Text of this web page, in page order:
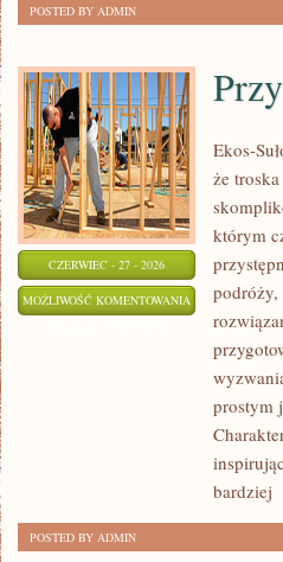
POSTED BY ADMIN
CZERWIEC - 27 - 2026
MOŻLIWOŚĆ KOMENTOWANIA PRZYRODA
OCHRONA
ŚRODOWISKA
Ekos-
że
którym
prostym
bardziej
POSTED BY ADMIN